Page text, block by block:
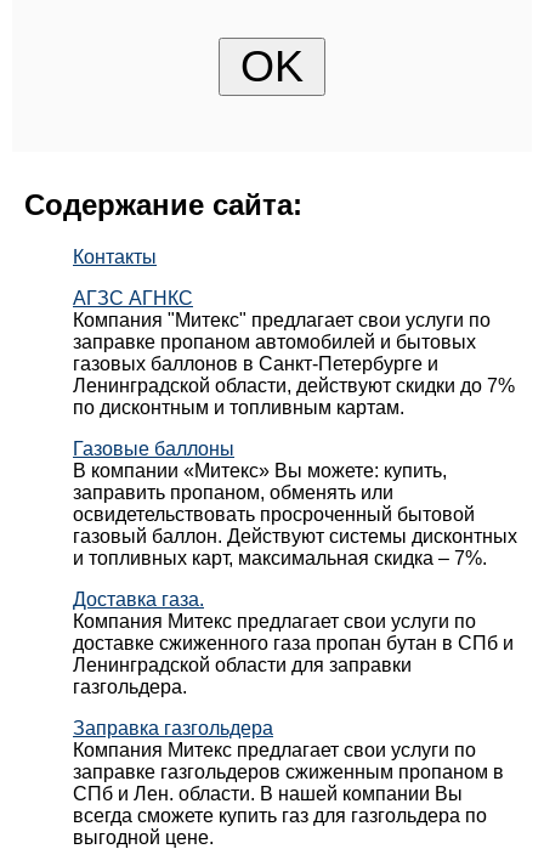
Содержание сайта:
Контакты
АГЗС АГНКС
Компания "Митекс" предлагает свои услуги по
заправке пропаном автомобилей и бытовых
газовых баллонов в Санкт-Петербурге и
Ленинградской области, действуют скидки до 7%
по дисконтным и топливным картам.
Газовые баллоны
В компании «Митекс» Вы можете: купить,
заправить пропаном, обменять или
освидетельствовать просроченный бытовой
газовый баллон. Действуют системы дисконтных
и топливных карт, максимальная скидка – 7%.
Доставка газа.
Компания Митекс предлагает свои услуги по
доставке сжиженного газа пропан бутан в СПб и
Ленинградской области для заправки
газгольдера.
Заправка газгольдера
Компания Митекс предлагает свои услуги по
заправке газгольдеров сжиженным пропаном в
СПб и Лен. области. В нашей компании Вы
всегда сможете купить газ для газгольдера по
выгодной цене.